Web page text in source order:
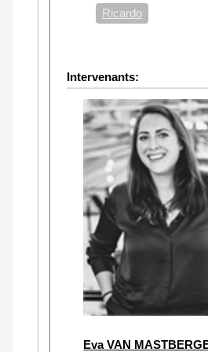
Ricardo
Intervenants:
Eva VAN